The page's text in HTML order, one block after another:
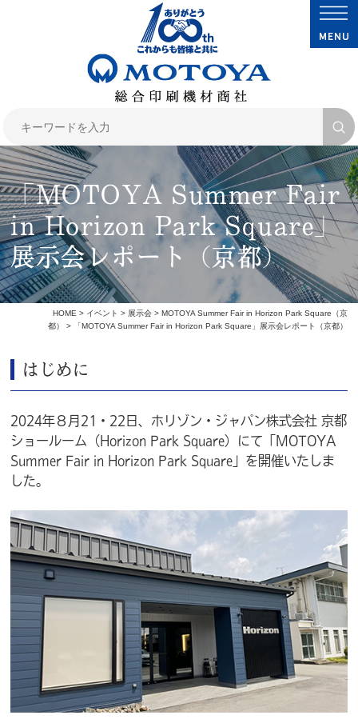
「MOTOYA Summer Fair
in Horizon Park Square」
展示会レポート（京都）
HOME> イベント > 展示会> MOTOYA Summer Fair in Horizon Park Square（京
都）
> 「MOTOYA Summer Fair in Horizon Park Square」展示会レポート（京都）
はじめに
2024年８月21・22日、ホリゾン・ジャパン株式会社 京都
ショールーム（Horizon Park Square）にて「MOTOYA
Summer Fair in Horizon Park Square 」を開催いたしま
した。